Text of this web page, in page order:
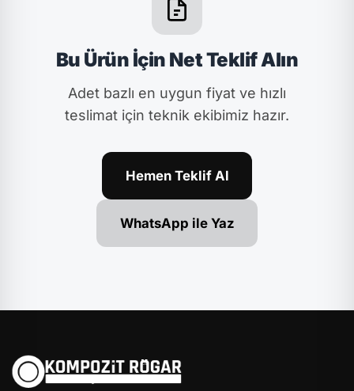
Bu Ürün İçin Net Teklif Alın
Adet bazlı en uygun fiyat ve hızlı
teslimat için teknik ekibimiz hazır.
Hemen Teklif Al
WhatsApp ile Yaz